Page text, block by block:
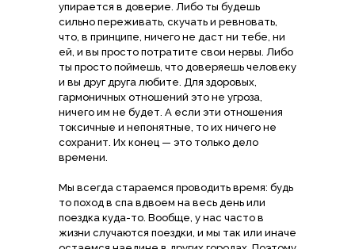
упирается в доверие. Либо ты будешь
сильно переживать, скучать и ревновать,
что, в принципе, ничего не даст ни тебе, ни
ей, и вы просто потратите свои нервы. Либо
ты просто поймешь, что доверяешь человеку
и вы друг друга любите. Для здоровых,
гармоничных отношений это не угроза,
ничего им не будет. А если эти отношения
токсичные и непонятные, то их ничего не
сохранит. Их конец — это только дело
времени.
Мы всегда стараемся проводить время: будь
то поход в спа вдвоем на весь день или
поездка куда-то. Вообще, у нас часто в
жизни случаются поездки, и мы так или иначе